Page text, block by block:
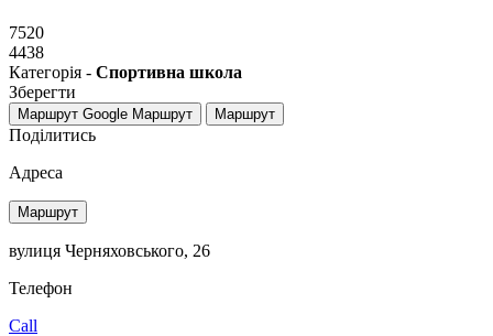
7520
4438
Категорія - Спортивна школа
Зберегти
Маршрут Google Маршрут Маршрут
Поділитись
Адреса
Маршрут
вулиця Черняховського, 26
Телефон
Call